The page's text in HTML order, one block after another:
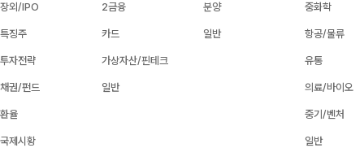
장외/IPO
특징주
투자전략
채권/펀드
환율
국제시황
2금융
카드
가상자산/핀테크
일반
분양
일반
중화학
항공/물류
유통
의료/바이오
중기/벤처
일반